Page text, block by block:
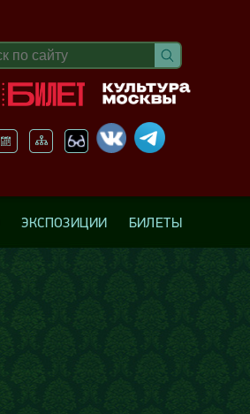
ЭКСПОЗИЦИИ БИЛЕТЫ